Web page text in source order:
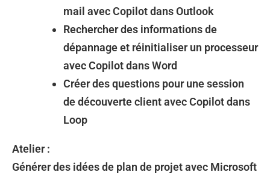
mail avec Copilot dans Outlook
Rechercher des informations de
dépannage et réinitialiser un processeur
avec Copilot dans Word
Créer des questions pour une session
de découverte client avec Copilot dans
Loop
Atelier :
Générer des idées de plan de projet avec Microsoft